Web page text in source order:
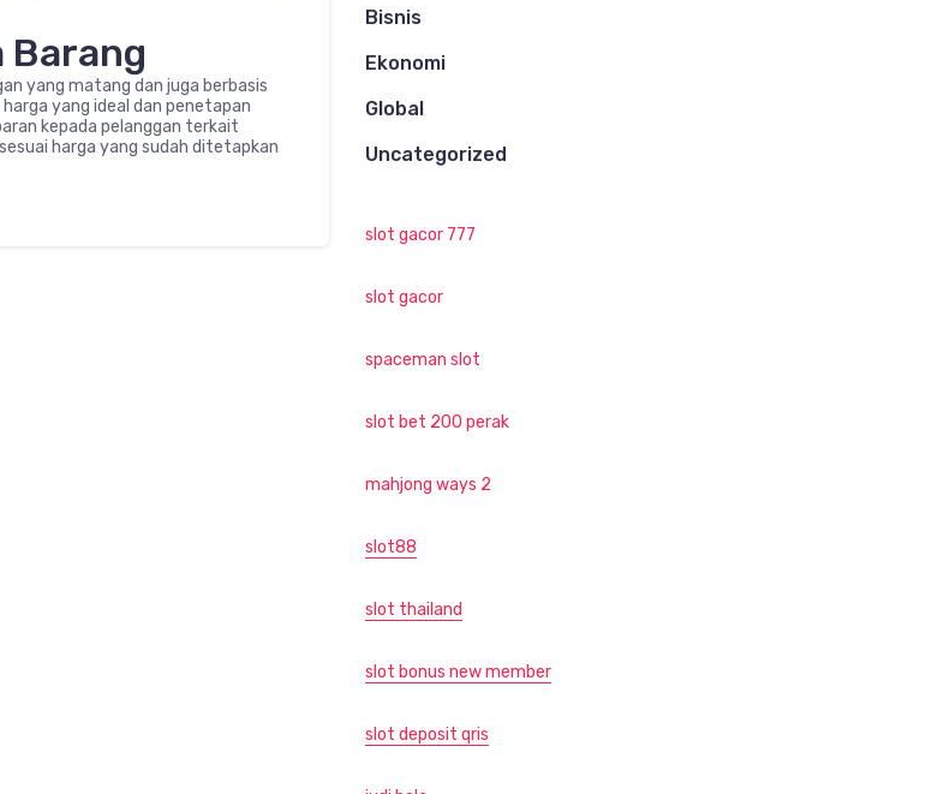
Barang
yang matang dan juga berbasis
yang ideal dan penetapan
kepada pelanggan terkait
harga yang sudah ditetapkan
Bisnis
Ekonomi
Global
Uncategorized
slot gacor 777
slot gacor
spaceman slot
slot bet 200 perak
mahjong ways 2
slot88
slot thailand
slot bonus new member
slot deposit qris